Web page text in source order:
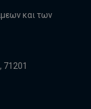
και των
71201